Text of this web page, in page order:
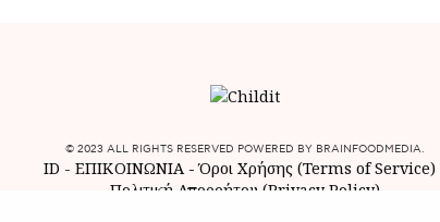
© 2023 ALL RIGHTS RESERVED POWERED BY BRAINFOODMEDIA.
ID - ΕΠΙΚΟΙΝΩΝΙΑ -Όροι Χρήσης (Terms of Service)
Πολιτική Απορρήτου (Privacy Policy)